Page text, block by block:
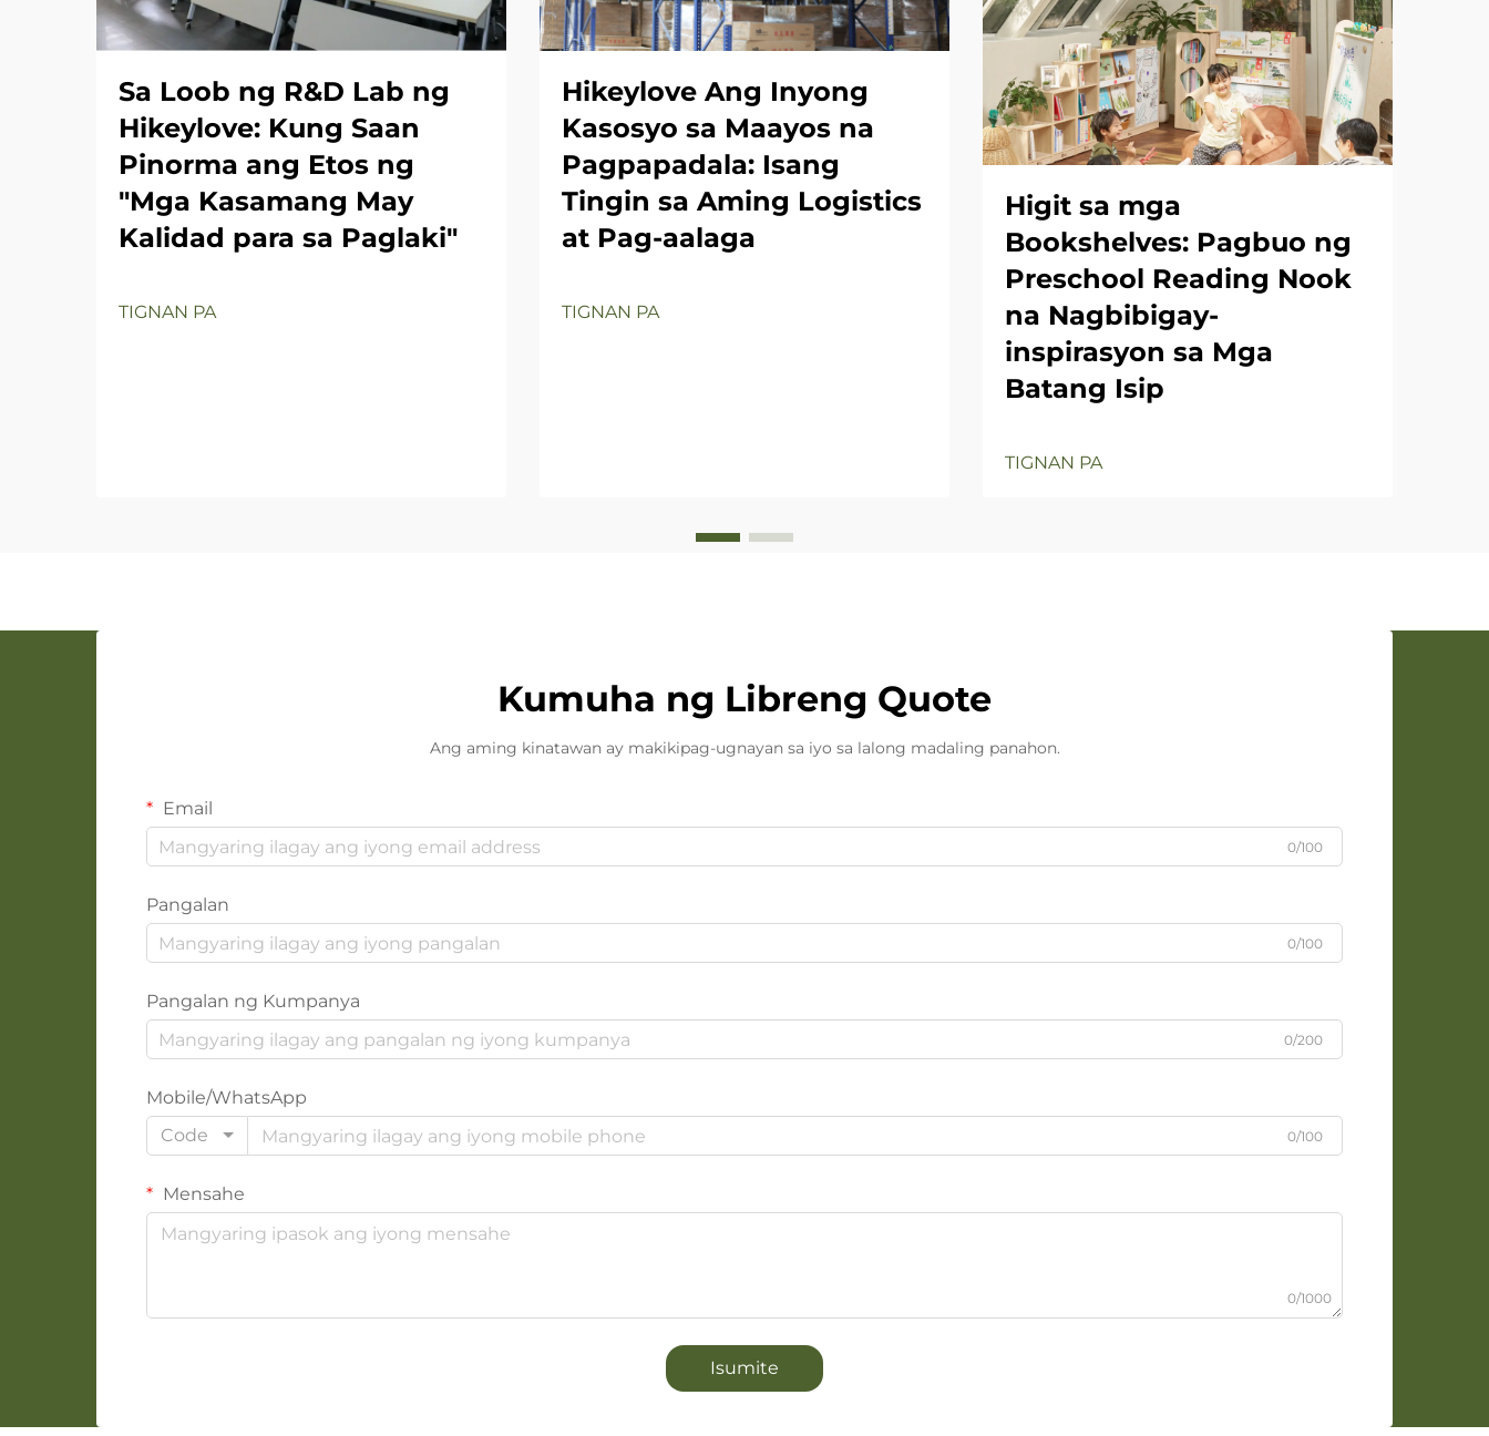
Sa Loob ng R&D Lab ng
Hikeylove: Kung Saan
Pinorma ang Etos ng
"Mga Kasamang May
Kalidad para sa Paglaki"
TIGNAN PA
Hikeylove Ang Inyong
Kasosyo sa Maayos na
Pagpapadala: Isang
Tingin sa Aming Logistics
at Pag-aalaga
TIGNAN PA
Higit sa mga
Bookshelves: Pagbuo ng
Preschool Reading Nook
na Nagbibigay-
inspirasyon sa Mga
Batang Isip
TIGNAN PA
Kumuha ng Libreng Quote
Ang aming kinatawan ay makikipag-ugnayan sa iyo sa lalong madaling panahon.
Email
0/100
Pangalan
0/100
Pangalan ng Kumpanya
0/200
Mobile/WhatsApp
Code
0/100
Mensahe
0/1000
Isumite